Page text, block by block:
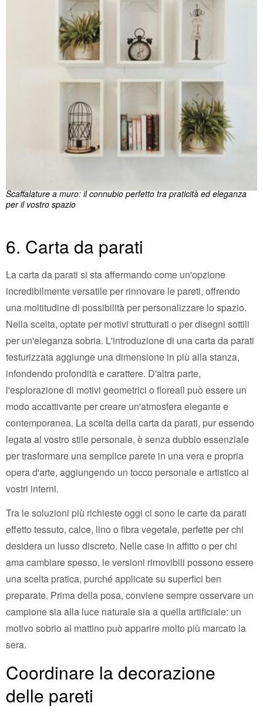
Scaffalature a muro: il connubio perfetto tra praticità ed eleganza
per il vostro spazio
6. Carta da parati
La carta da parati si sta affermando come un'opzione
incredibilmente versatile per rinnovare le pareti, offrendo
una moltitudine di possibilità per personalizzare lo spazio.
Nella scelta, optate per motivi strutturati o per disegni sottili
per un'eleganza sobria. L'introduzione di una carta da parati
testurizzata aggiunge una dimensione in più alla stanza,
infondendo profondità e carattere. D'altra parte,
l'esplorazione di motivi geometrici o floreali può essere un
modo accattivante per creare un'atmosfera elegante e
contemporanea. La scelta della carta da parati, pur essendo
legata al vostro stile personale, è senza dubbio essenziale
per trasformare una semplice parete in una vera e propria
opera d'arte, aggiungendo un tocco personale e artistico ai
vostri interni.
Tra le soluzioni più richieste oggi ci sono le carte da parati
effetto tessuto, calce, lino o fibra vegetale, perfette per chi
desidera un lusso discreto. Nelle case in affitto o per chi
ama cambiare spesso, le versioni rimovibili possono essere
una scelta pratica, purché applicate su superfici ben
preparate. Prima della posa, conviene sempre osservare un
campione sia alla luce naturale sia a quella artificiale: un
motivo sobrio al mattino può apparire molto più marcato la
sera.
Coordinare la decorazione
delle pareti